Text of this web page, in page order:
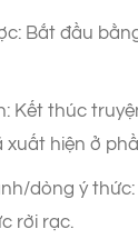
Bắt đầu
Kết thúc
xuất hiện ở
dòng ý
rời rạc.